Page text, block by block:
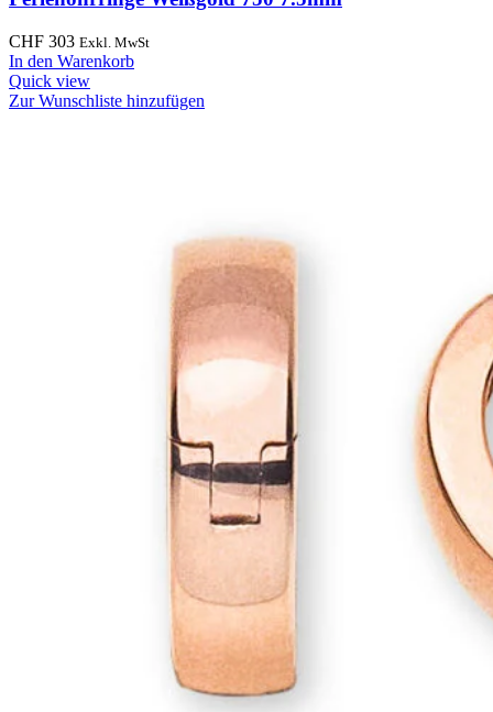
CHF 303 Exkl. MwSt
In den Warenkorb
Quick view
Zur Wunschliste hinzufügen